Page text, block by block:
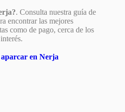
. Consulta nuestra guía de
encontrar las mejores
como de pago, cerca de los
en Nerja